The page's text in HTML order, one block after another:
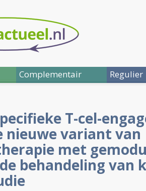
Complementair Regulier
T-cel-
nieuwe variant van
met
behandeling van